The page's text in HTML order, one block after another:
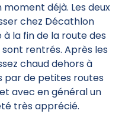
moment déjà. Les deux
chez Décathlon
la fin de la route des
rentrés. Après les
chaud dehors à
par de petites routes
avec en général un
très apprécié.